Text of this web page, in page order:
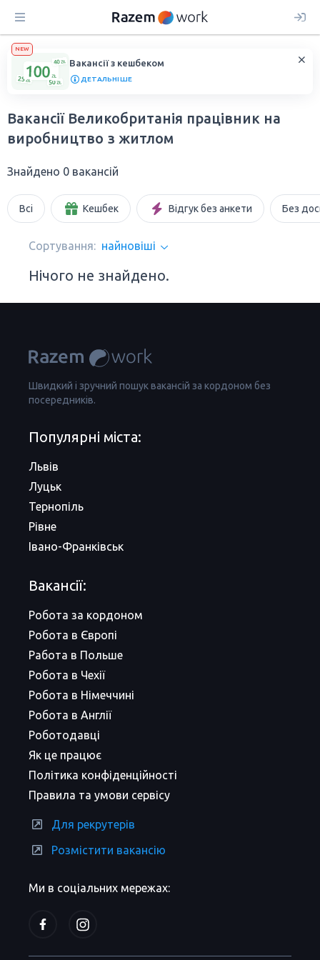
NEW
Вакансії з кешбеком
ДЕТАЛЬНІШЕ
Вакансії Великобританія працівник на
виробництво з житлом
Знайдено 0 вакансій
Всі Кешбек Відгук без анкети Без
Сортування: найновіші
Нічого не знайдено.
Швидкий і зручний пошук вакансій за кордоном без
посередників.
Ми в соціальних мережах:
Популярні міста:
Львів
Луцьк
Тернопіль
Рівне
Івано-Франківськ
Вакансії:
Робота за кордоном
Робота в Європі
Работа в Польше
Робота в Чехії
Робота в Німеччині
Робота в Англії
Роботодавці
Як це працює
Політика конфіденційності
Правила та умови сервісу
Для рекрутерів
Розмістити вакансію